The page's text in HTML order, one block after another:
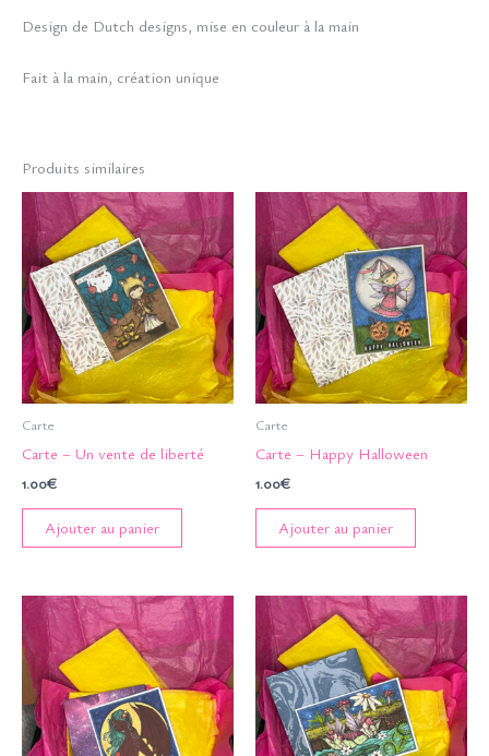
Design de Dutch designs, mise en couleur à la main
Fait à la main, création unique
Produits similaires
Carte
Carte – Un vente de liberté
1.00€
Ajouter au panier
Carte
Carte – Happy Halloween
1.00€
Ajouter au panier